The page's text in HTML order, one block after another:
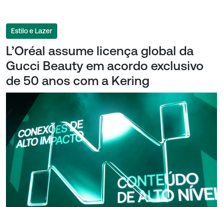
Estilo e Lazer
L’Oréal assume licença global da
Gucci Beauty em acordo exclusivo
de 50 anos com a Kering